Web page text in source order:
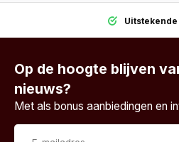
Uitstekende
Op de hoogte blijven
nieuws?
Met als bonus aanbiedingen en